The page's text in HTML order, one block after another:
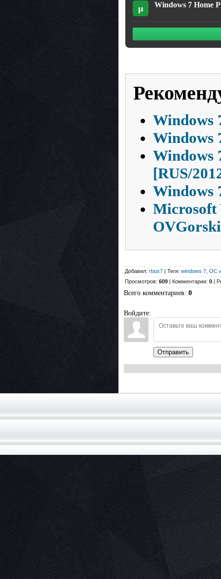
µ Windows 7 Home
Windows
Windows
Windows
[RUS/
Windows
Microsoft
Добавил: rbus7 | Теги: windows 7 ОС
Просмотров: 609 | Комментарии: 0 |
Всего комментариев: 0
Войдите:
Отправить